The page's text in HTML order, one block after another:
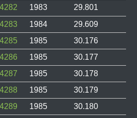
1983
29.801
1984
29.609
1985
30.176
1985
30.177
1985
30.178
1985
30.179
1985
30.180